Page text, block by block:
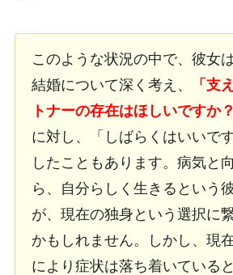
このような状況の中で、彼女
結婚について深く考え、
「支
トナーの存在はほしいですか？
に対し、「しばらくはいいで
したこともあります。病気と
ら、自分らしく生きるという
が、現在の独身という選択に
かもしれません。しかし、現
により症状は落ち着いている